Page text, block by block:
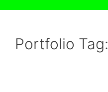
Portfolio Tag: